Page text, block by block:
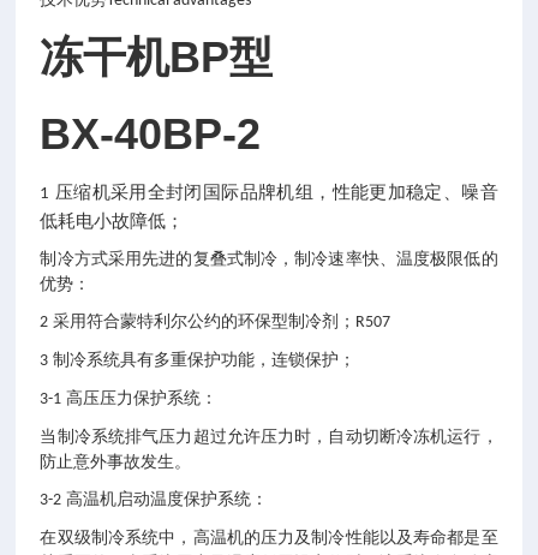
冻干机BP型
BX-40BP-2
1 压缩机采用全封闭国际品牌机组，性能更加稳定、噪音
低耗电小故障低；
制冷方式采用先进的复叠式制冷，制冷速率快、温度极限低的
优势：
2 采用符合蒙特利尔公约的环保型制冷剂； R507
3 制冷系统具有多重保护功能，连锁保护；
3-1 高压压力保护系统：
当制冷系统排气压力超过允许压力时，自动切断冷冻机运行，
防止意外事故发生。
3-2 高温机启动温度保护系统：
在双级制冷系统中，高温机的压力及制冷性能以及寿命都是至